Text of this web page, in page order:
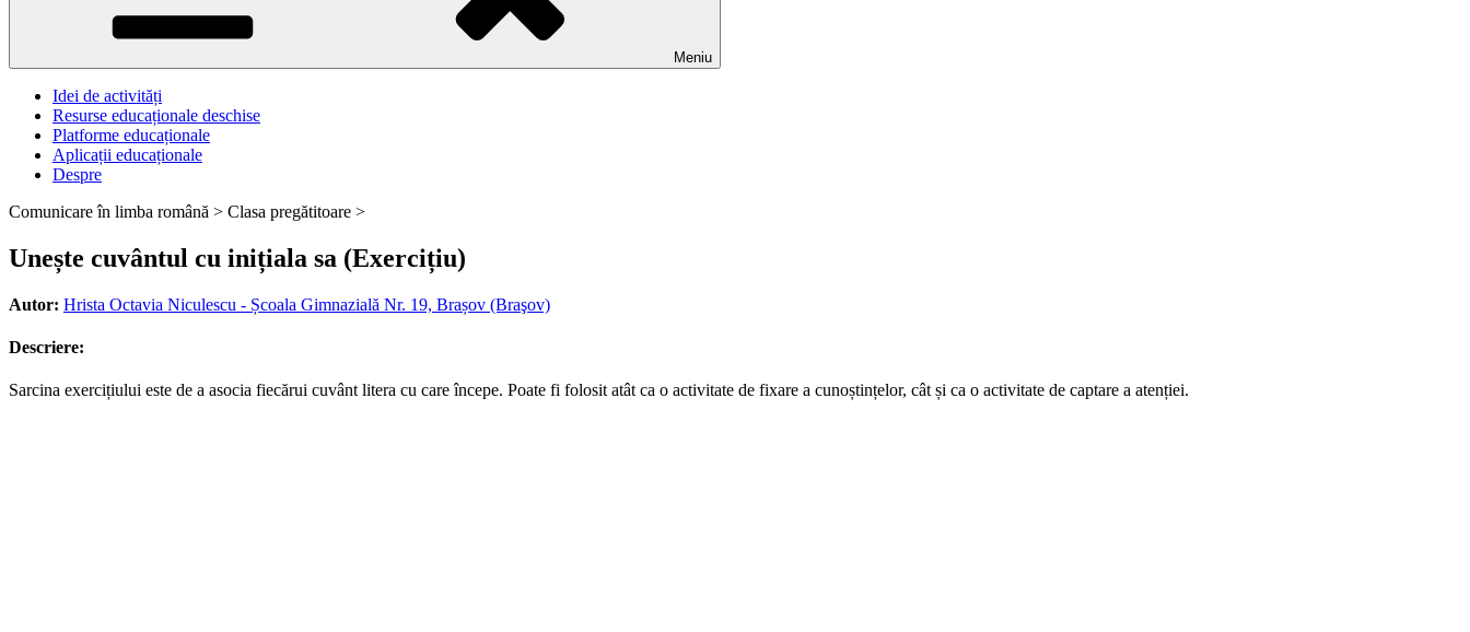
Meniu
Idei de activități
Resurse educaționale deschise
Platforme educaționale
Aplicații educaționale
Despre
Comunicare în limba română > Clasa pregătitoare >
Unește cuvântul cu inițiala sa (Exercițiu)
Autor: Hrista Octavia Niculescu - Școala Gimnazială Nr. 19, Brașov (Braşov)
Descriere:
Sarcina exercițiului este de a asocia fiecărui cuvânt litera cu care începe. Poate fi folosit atât ca o activitate de fixare a cunoștințelor, cât și ca o activitate de captare a atenției.